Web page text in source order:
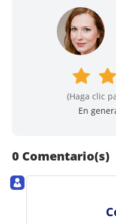
(Haga clic
En
0 Comentario(s)